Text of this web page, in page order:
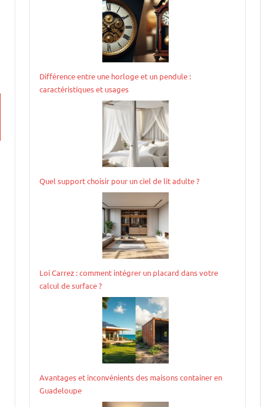
Différence entre une horloge et un pendule :
caractéristiques et usages
Quel support choisir pour un ciel de lit adulte ?
Loi Carrez : comment intégrer un placard dans votre
calcul de surface ?
Avantages et inconvénients des maisons container en
Guadeloupe